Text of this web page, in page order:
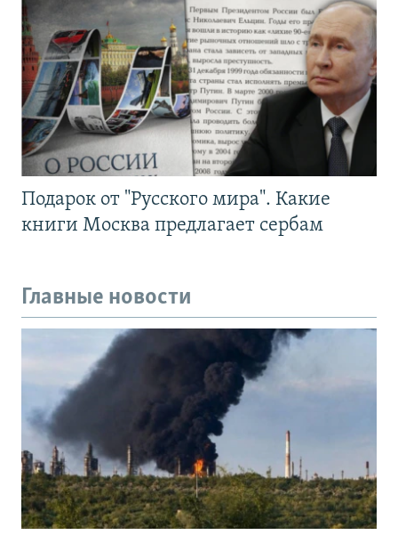
Подарок от "Русского мира". Какие
книги Москва предлагает сербам
Главные новости